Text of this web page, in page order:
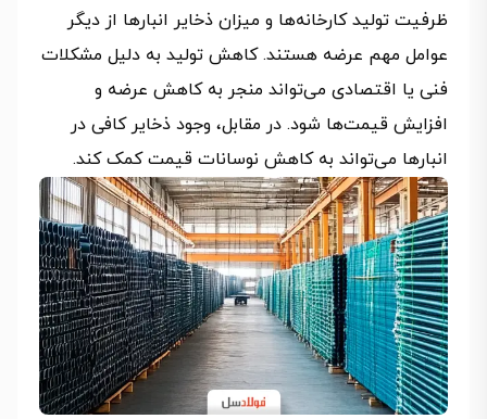
ظرفیت تولید کارخانه‌ها و میزان ذخایر انبارها از دیگر
عوامل مهم عرضه هستند. کاهش تولید به دلیل مشکلات
فنی یا اقتصادی می‌تواند منجر به کاهش عرضه و
افزایش قیمت‌ها شود. در مقابل، وجود ذخایر کافی در
انبارها می‌تواند به کاهش نوسانات قیمت کمک کند.